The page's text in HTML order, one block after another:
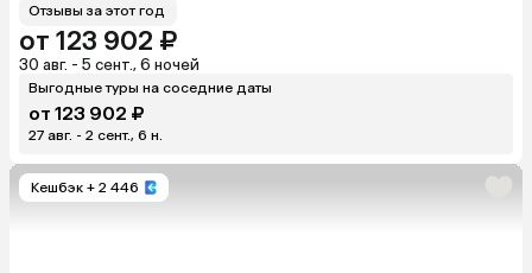
Отзывы за этот год
от 123 902 ₽
30 авг. - 5 сент., 6 ночей
Выгодные туры на соседние даты
от 123 902 ₽
27 авг. - 2 сент., 6 н.
Кешбэк + 2 446